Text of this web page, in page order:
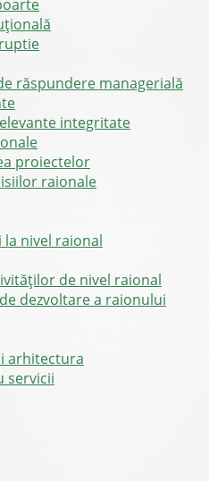
răspundere managerială
integritate
proiectelor
raionale
la nivel raional
de nivel raional
dezvoltare a raionului
arhitectura
servicii